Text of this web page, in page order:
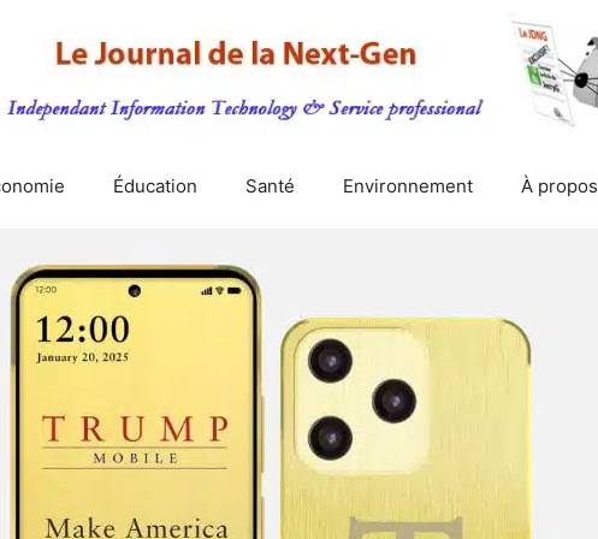
Éducation Santé Environnement À propos